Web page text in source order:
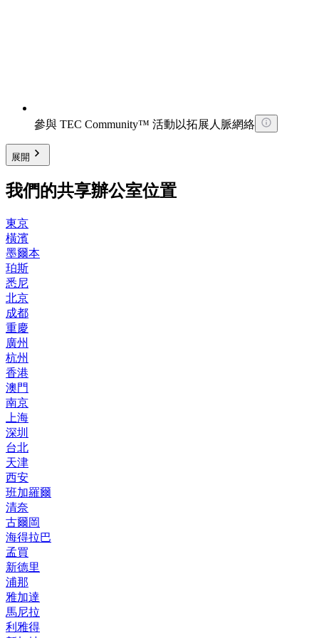
參與 TEC Community™ 活動以拓展人脈網絡
展開
我們的共享辦公室位置
東京
橫濱
墨爾本
珀斯
悉尼
北京
成都
重慶
廣州
杭州
香港
澳門
南京
上海
深圳
台北
天津
西安
班加羅爾
清奈
古爾岡
海得拉巴
孟買
新德里
浦那
雅加達
馬尼拉
利雅得